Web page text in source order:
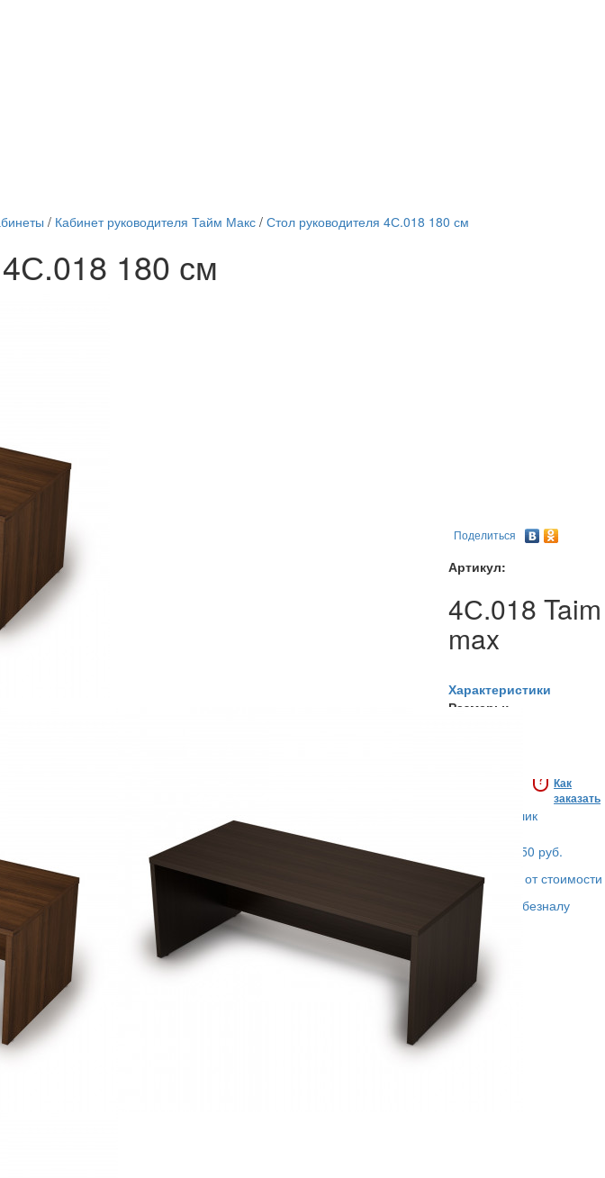
/ Кабинет руководителя Тайм Макс/ Стол руководителя 4С.018 180 см
180 см
кабинета руководителя.
38 мм, класс эмиссии плиты Е1
возможные неровности пола.
Поделиться
Артикул:
4С.018 Taim
max
Характеристики
Размеры:
?
Как
заказать
Купить в 1 клик
Доставка - 450 руб.
Сборка - 5% от стоимости
Оплата - по безналу